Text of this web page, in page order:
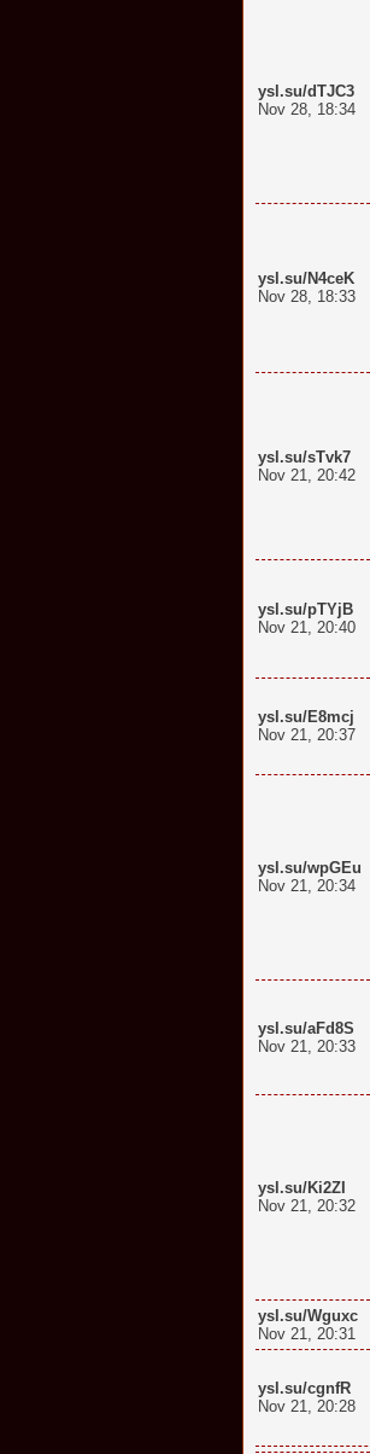
ysl.su/dTJC3
Nov 28, 18:34
ysl.su/N4ceK
Nov 28, 18:33
ysl.su/sTvk7
Nov 21, 20:42
ysl.su/pTYjB
Nov 21, 20:40
ysl.su/E8mcj
Nov 21, 20:37
ysl.su/wpGEu
Nov 21, 20:34
ysl.su/aFd8S
Nov 21, 20:33
ysl.su/Ki2ZI
Nov 21, 20:32
ysl.su/Wguxc
Nov 21, 20:31
ysl.su/cgnfR
Nov 21, 20:28